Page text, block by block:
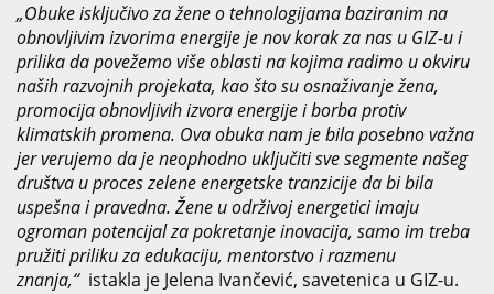
„Obuke isključivo za žene o tehnologijama baziranim na
obnovljivim izvorima energije je nov korak za nas u GIZ-u i
prilika da povežemo više oblasti na kojima radimo u okviru
naših razvojnih projekata, kao što su osnaživanje žena,
promocija obnovljivih izvora energije i borba protiv
klimatskih promena. Ova obuka nam je bila posebno važna
jer verujemo da je neophodno uključiti sve segmente našeg
društva u proces zelene energetske tranzicije da bi bila
uspešna i pravedna. Žene u održivoj energetici imaju
ogroman potencijal za pokretanje inovacija, samo im treba
pružiti priliku za edukaciju, mentorstvo i razmenu
znanja,“ istakla je Jelena Ivančević, savetenica u GIZ-u.